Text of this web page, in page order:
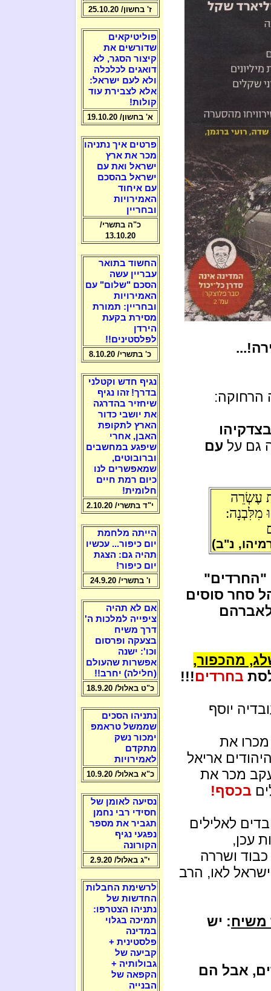
הרחוקה:
בצדקיהו
גם על עם
עֶשְׂרֵה
מִלִּבְנָה:
נ"ב)
"החרדים"
סחר סוסים
מהכפור,
בחרדים!!!
יוסף
את
אריאל
ליצמן יעקב מכר את
בכסף!
לאלילים
עכן,
ושררה
לאו, הרב
משיח: יש
אבל הם
ז' בחשון/ 25.10.20
פוליטיקאים
שדורשים את
קיצור הסגר, לא
דואגים לכלכלה
ולא לעם ישראל:
אלא לצבירת עוד
קולות!
א' בחשון/ 19.10.20
פרטים איך נתניהו
מכר את ארץ
ישראל ואת עם
ישראל בהסכם
עם איחוד
האמירויות
ובחריין
כ"ה בתשרי/
13.10.20
החשוד בתואר
עבריין עשה
הסכם "שלום" עם
האמירויות
ובחריין: תמורת
מסירת בקעת
הירדן
לפלסטינים!!
כ' בתשרי/ 8.10.20
נגיף חדש וקטלני
בדרך! זהו נגיף
שיחזיר בהדרגה
את יושבי כדור
הארץ לתקופת
האבן, אחרי
שיפגע במחשבים
וברובוטים,
שמאפשרים לנו
כיום רמת חיים
חלומית!
י"ד בתשרי/ 2.10.20
הייתה מלחמת
יום כיפור... עכשיו
תהיה גם: הצגת
יום כיפור!
ו' בתשרי/ 24.9.20
אם לא תהיה
ציפייה למלכות ה'
דרך משיח
בצעקה ופרסום
וכו': ישנה
אפשרות שהעולם
(חלילה) יחרב!!
כ"ט באלול/ 18.9.20
נתניהו הסכים
שממשל טראמפ
ימכור נשק
מתקדם
לאמירויות
כ"א באלול/ 10.9.20
נסיעה לאומן של
חסידי רבי נחמן
תגביר את מספר
נפגעי נגיף
הקורונה
י"ג באלול/ 2.9.20
לרשימת החבלות
החדשות של
נתניהו הצטרפו:
תמיכה בגלוי
במדינה
פלסטינית +
קביעה של
גבולותיה +
הקפאה של
הבנייה